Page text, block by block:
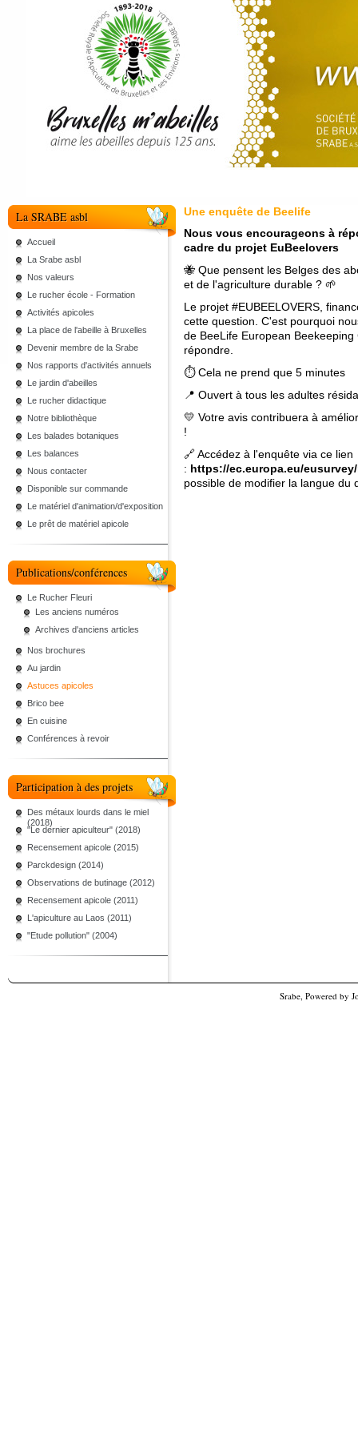
La SRABE asbl
Accueil
La Srabe asbl
Nos valeurs
Le rucher école - Formation
Activités apicoles
La place de l'abeille à Bruxelles
Devenir membre de la Srabe
Nos rapports d'activités annuels
Le jardin d'abeilles
Le rucher didactique
Notre bibliothèque
Les balades botaniques
Les balances
Nous contacter
Disponible sur commande
Le matériel d'animation/d'exposition
Le prêt de matériel apicole
Publications/conférences
Le Rucher Fleuri
Les anciens numéros
Archives d'anciens articles
Nos brochures
Au jardin
Astuces apicoles
Brico bee
En cuisine
Conférences à revoir
Participation à des projets
Des métaux lourds dans le miel
(2018)
"Le dernier apiculteur" (2018)
Recensement apicole (2015)
Parckdesign (2014)
Observations de butinage (2012)
Recensement apicole (2011)
L'apiculture au Laos (2011)
"Etude pollution" (2004)
Une enquête de Beelife
Nous vous encourageons à
cadre du projet EuBeelovers
🐝 Que pensent les Belges des
et de l'agriculture durable ? 🌱
Le projet #EUBEELOVERS,
cette question. C'est pourquoi
de BeeLife European
répondre.
⏱ Cela ne prend que 5 minutes
📍 Ouvert à tous les adultes
💛 Votre avis contribuera à
!
🔗 Accédez à l'enquête via ce lien
: https://ec.europa.eu/
possible de modifier la langue du
Srabe, Powered by